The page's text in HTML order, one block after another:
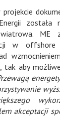
została
ME
w offshore
tak aby
akceptacji